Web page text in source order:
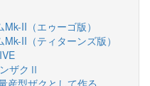
II（エゥーゴ版）
II（ティターンズ版）
ザクⅡ
産型ザクとして作る